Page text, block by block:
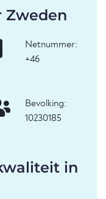
Zweden
Netnummer:
+46
Bevolking:
10230185
in